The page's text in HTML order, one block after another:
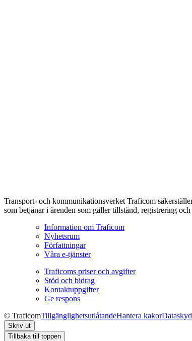
Transport- och kommunikationsverket Traficom
som betjänar i ärenden som gäller tillstånd, registrering
Information om Traficom
Nyhetsrum
Författningar
Våra e-tjänster
Traficoms priser och avgifter
Stöd och bidrag
Kontaktuppgifter
Ge respons
© TraficomTillgänglighetsutlåtandeHantera kakor
Skriv ut
Tillbaka till toppen